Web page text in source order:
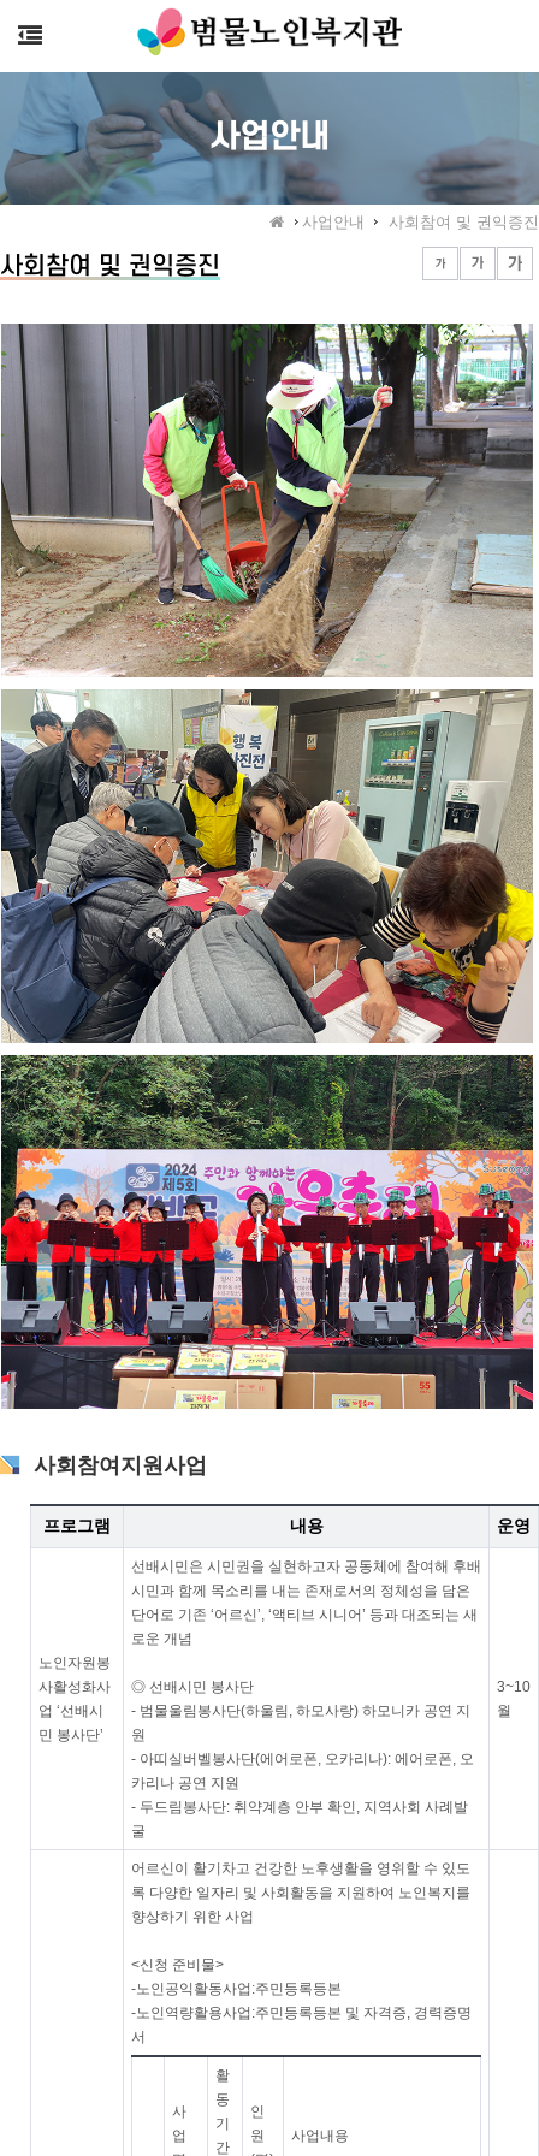
사업안내
사업안내 사회참여 및 권익증진
사회참여 및 권익증진
사회참여지원사업
프로그램 내용 운영
노인자원봉
사활성화사
업 ‘선배시
민 봉사단’
선배시민은 시민권을 실현하고자 공동체에 참여해 후배
시민과 함께 목소리를 내는 존재로서의 정체성을 담은
단어로 기존 ‘어르신’, ‘액티브 시니어’ 등과 대조되는 새
로운 개념
◎ 선배시민 봉사단
- 범물울림봉사단(하울림, 하모사랑) 하모니카 공연 지
원
- 아띠실버벨봉사단(에어로폰, 오카리나): 에어로폰, 오
카리나 공연 지원
- 두드림봉사단: 취약계층 안부 확인, 지역사회 사례발
굴
3~10
월
어르신이 활기차고 건강한 노후생활을 영위할 수 있도
록 다양한 일자리 및 사회활동을 지원하여 노인복지를
향상하기 위한 사업
<신청 준비물>
-노인공익활동사업:주민등록등본
-노인역량활용사업:주민등록등본 및 자격증, 경력증명
서
사
업
활
동
기
간
인
원
사업내용